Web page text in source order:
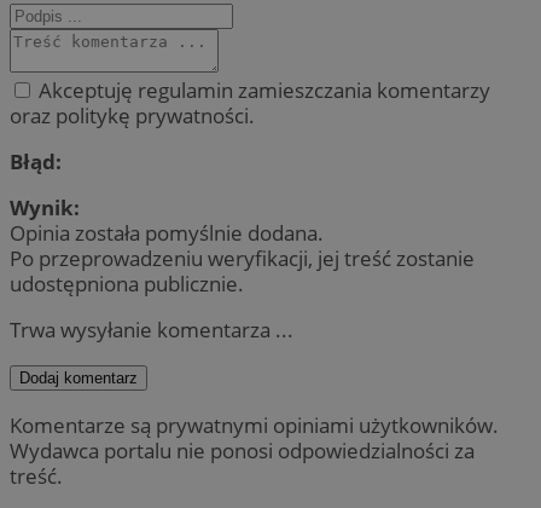
Akceptuję regulamin zamieszczania komentarzy
oraz politykę prywatności.
Błąd:
Wynik:
Opinia została pomyślnie dodana.
Po przeprowadzeniu weryfikacji, jej treść zostanie
udostępniona publicznie.
Trwa wysyłanie komentarza ...
Dodaj komentarz
Komentarze są prywatnymi opiniami użytkowników.
Wydawca portalu nie ponosi odpowiedzialności za
treść.